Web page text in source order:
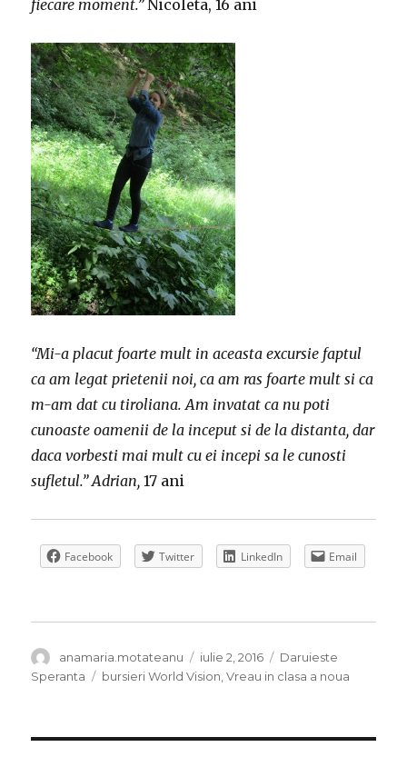
fiecare moment.”Nicoleta, 16 ani
“Mi-a placut foarte mult in aceasta excursie faptul
ca am legat prietenii noi, ca am ras foarte mult si ca
m-am dat cu tiroliana. Am invatat ca nu poti
cunoaste oamenii de la inceput si de la distanta, dar
daca vorbesti mai mult cu ei incepi sa le cunosti
sufletul.” Adrian, 17 ani
Facebook Twitter LinkedIn Email
Autor
anamaria.motateanu
Publicat
pe
iulie 2, 2016 Categorii
Daruieste
Speranta
Etichete
bursieri World Vision,Vreau in clasa a noua